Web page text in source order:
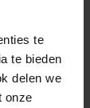
te
te bieden
delen we
onze